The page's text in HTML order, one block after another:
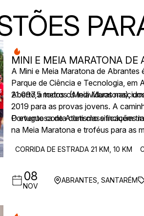
MINI E MEIA MARATONA DE
A Mini e Meia Maratona de Abrantes
Parque de Ciência e Tecnologia, em
21.097,5 metros (Meia Maratona),
Aberto a todos os indivíduos
2019 para as provas jovens. A
Portuguesa de Atletismo e incluem
O evento conta com classificações
na Meia Maratona e troféus para as
CORRIDA DE ESTRADA 21 KM, 10 KM
08
NOV
ABRANTES, SANTARÉM